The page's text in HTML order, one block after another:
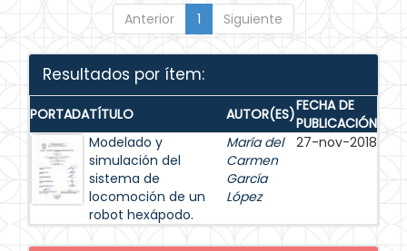
Anterior 1 Siguiente
Resultados por ítem:
PORTADATÍTULO AUTOR(ES)FECHA DE
PUBLICACIÓN
Modelado y
simulación del
sistema de
locomoción de un
robot hexápodo.
María del
Carmen
García
López
27-nov-2018